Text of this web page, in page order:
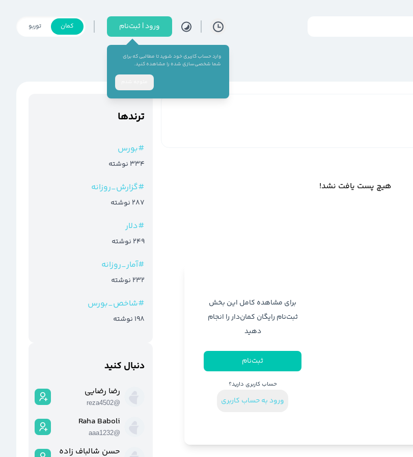
ورود | ثبت‌نام
وارد حساب کاربری خود شوید تا مطالبی که برای
شما شخصی‌سازی شده را مشاهده کنید.
کمان توربو
هیچ پست یافت نشد!
برای مشاهده کامل این بخش
ثبت‌نام رایگان کمان‌دار را انجام
دهید
ثبت‌نام
حساب کاربری دارید؟
ورود به حساب کاربری
ترند‌ها
#بورس
334 نوشته
#گزارش_روزانه
287 نوشته
#دلار
249 نوشته
#آمار_روزانه
232 نوشته
#شاخص_بورس
198 نوشته
دنبال کنید
رضا رضایی
@
reza4502
Raha Baboli
@
aaa1232
حسن شالباف زاده